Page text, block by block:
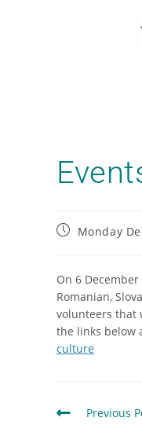
Monday
On 6
Romanian,
volunteers that
the links below
culture
Previous